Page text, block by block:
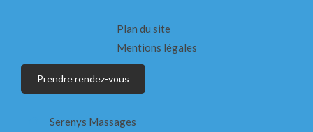
Plan du site
Mentions légales
Prendre rendez-vous
Serenys Massages